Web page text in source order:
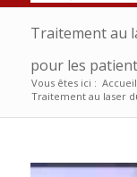
Traitement au
pour les
Vous êtes ici : Accueil
Traitement au laser